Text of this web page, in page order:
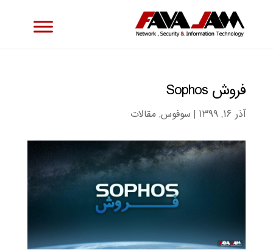
فروش Sophos
آذر ۱۶, ۱۳۹۹ | سوفوس,مقالات